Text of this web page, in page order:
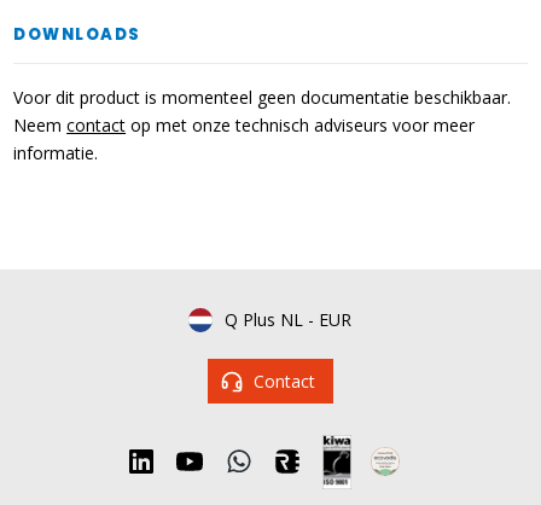
DOWNLOADS
Voor dit product is momenteel geen documentatie beschikbaar.
Neemcontact op met onze technisch adviseurs voor meer
informatie.
Q Plus NL - EUR
Contact